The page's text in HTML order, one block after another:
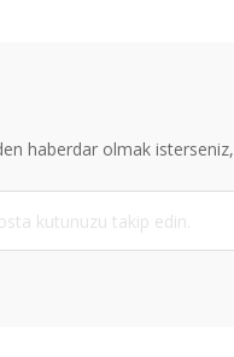
haberdar olmak isterseniz,